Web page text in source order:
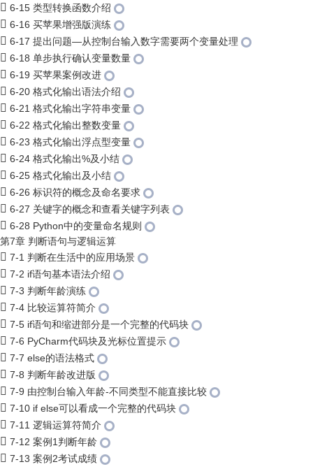
6-15 类型转换函数介绍
6-16 买苹果增强版演练
6-17 提出问题—从控制台输入数字需要两个变量处理
6-18 单步执行确认变量数量
6-19 买苹果案例改进
6-20 格式化输出语法介绍
6-21 格式化输出字符串变量
6-22 格式化输出整数变量
6-23 格式化输出浮点型变量
6-24 格式化输出%及小结
6-25 格式化输出及小结
6-26 标识符的概念及命名要求
6-27 关键字的概念和查看关键字列表
6-28 Python中的变量命名规则
第7章 判断语句与逻辑运算
7-1 判断在生活中的应用场景
7-2 if语句基本语法介绍
7-3 判断年龄演练
7-4 比较运算符简介
7-5 if语句和缩进部分是一个完整的代码块
7-6 PyCharm代码块及光标位置提示
7-7 else的语法格式
7-8 判断年龄改进版
7-9 由控制台输入年龄-不同类型不能直接比较
7-10 if else可以看成一个完整的代码块
7-11 逻辑运算符简介
7-12 案例1判断年龄
7-13 案例2考试成绩